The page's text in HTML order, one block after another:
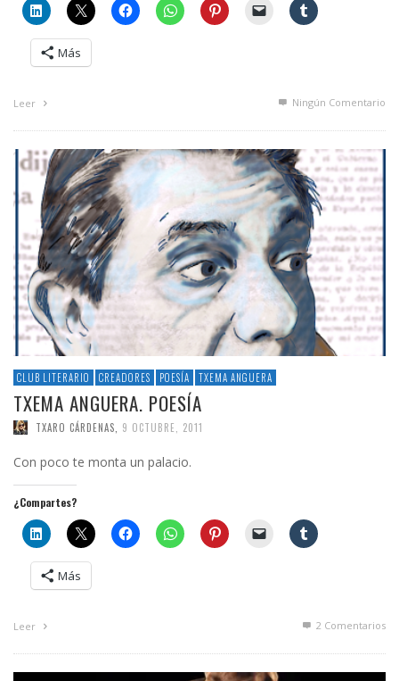
Más
Leer Ningún Comentario
CLUB LITERARIO CREADORES POESÍA TXEMA ANGUERA
TXEMA ANGUERA. POESÍA
TXARO CÁRDENAS 9 OCTUBRE, 2011
Con poco te monta un palacio.
¿Compartes?
Más
Leer 2 Comentarios